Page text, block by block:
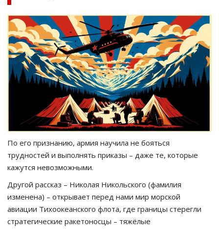
По его признанию, армия научила не бояться
трудностей и выполнять приказы – даже те, которые
кажутся невозможными.
Другой рассказ – Николая Никольского (фамилия
изменена) – открывает перед нами мир морской
авиации Тихоокеанского флота, где границы стерегли
стратегические ракетоносцы – тяжёлые